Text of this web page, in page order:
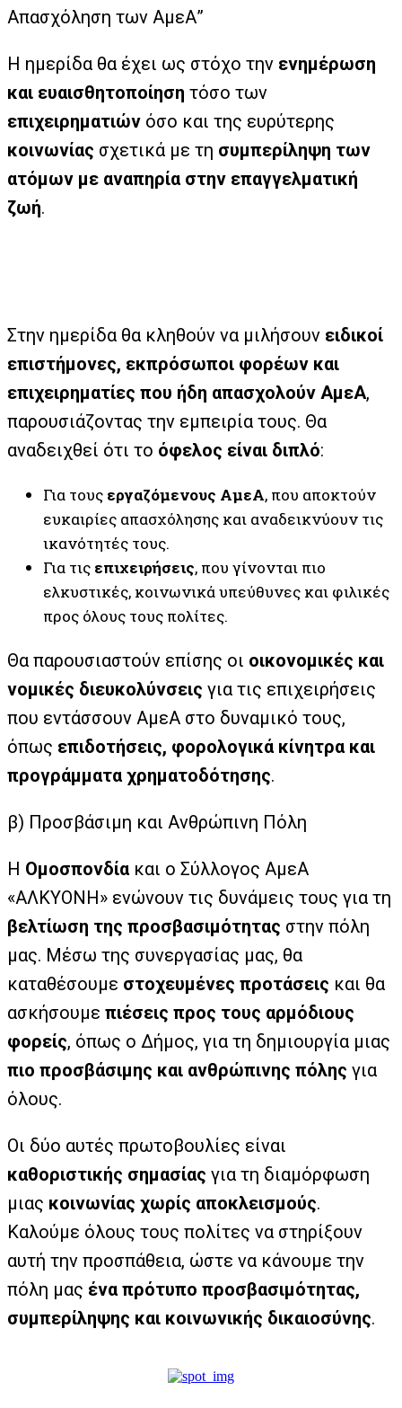
Απασχόληση των ΑμεΑ”
Η ημερίδα θα έχει ως στόχο την ενημέρωση
και ευαισθητοποίηση τόσο των
επιχειρηματιών όσο και της ευρύτερης
κοινωνίας σχετικά με τη συμπερίληψη των
ατόμων με αναπηρία στην επαγγελματική
ζωή.
Στην ημερίδα θα κληθούν να μιλήσουν ειδικοί
επιστήμονες, εκπρόσωποι φορέων και
επιχειρηματίες που ήδη απασχολούν ΑμεΑ,
παρουσιάζοντας την εμπειρία τους. Θα
αναδειχθεί ότι το όφελος είναι διπλό:
Για τους εργαζόμενους ΑμεΑ, που αποκτούν
ευκαιρίες απασχόλησης και αναδεικνύουν τις
ικανότητές τους.
Για τις επιχειρήσεις, που γίνονται πιο
ελκυστικές, κοινωνικά υπεύθυνες και φιλικές
προς όλους τους πολίτες.
Θα παρουσιαστούν επίσης οι οικονομικές και
νομικές διευκολύνσεις για τις επιχειρήσεις
που εντάσσουν ΑμεΑ στο δυναμικό τους,
όπως επιδοτήσεις, φορολογικά κίνητρα και
προγράμματα χρηματοδότησης.
β) Προσβάσιμη και Ανθρώπινη Πόλη
Η Ομοσπονδία και ο Σύλλογος ΑμεΑ
«ΑΛΚΥΟΝΗ» ενώνουν τις δυνάμεις τους για τη
βελτίωση της προσβασιμότητας στην πόλη
μας. Μέσω της συνεργασίας μας, θα
καταθέσουμε στοχευμένες προτάσεις και θα
ασκήσουμε πιέσεις προς τους αρμόδιους
φορείς, όπως ο Δήμος, για τη δημιουργία μιας
πιο προσβάσιμης και ανθρώπινης πόλης για
όλους.
Οι δύο αυτές πρωτοβουλίες είναι
καθοριστικής σημασίας για τη διαμόρφωση
μιας κοινωνίας χωρίς αποκλεισμούς.
Καλούμε όλους τους πολίτες να στηρίξουν
αυτή την προσπάθεια, ώστε να κάνουμε την
πόλη μας ένα πρότυπο προσβασιμότητας,
συμπερίληψης και κοινωνικής δικαιοσύνης.